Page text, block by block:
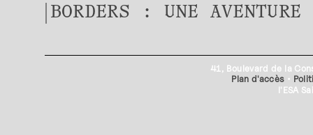
BORDERS : UNE
41, Boulevard de la
Plan d'accès •
l'ESA